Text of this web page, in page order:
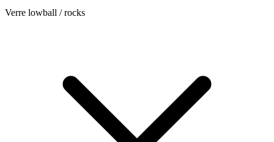
Verre lowball / rocks